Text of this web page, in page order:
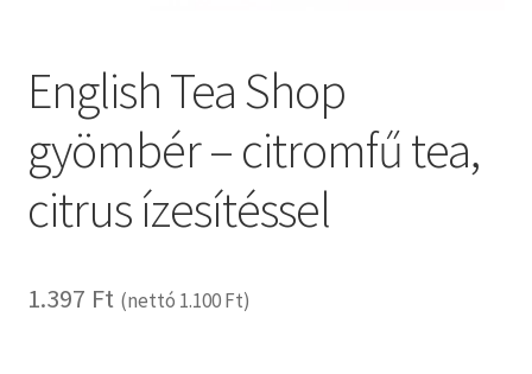
English Tea Shop
gyömbér – citromfű tea,
citrus ízesítéssel
1.397 Ft (nettó 1.100Ft)